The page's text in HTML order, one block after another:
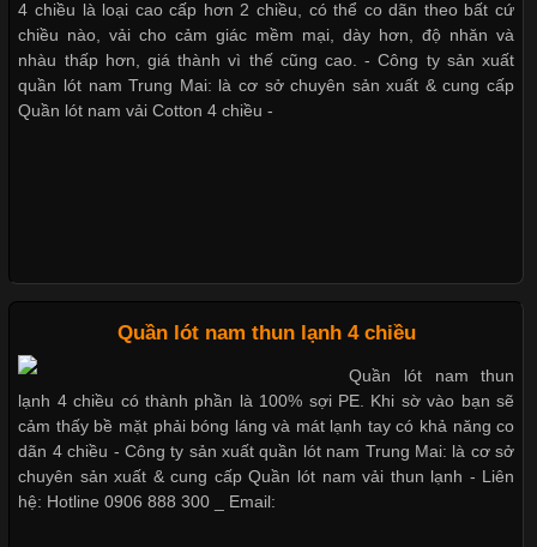
Trong những năm gần đây, vải Bamboo đang trở thành một
trong những chất liệu được yêu thích trong ngành thời trang
nhờ đặc tính mềm mại, thoáng khí và thân thiện với môi trường.
Không chỉ được ứng dụng trong quần áo thường ngày, loại vải
Cập nhật 2026-05-20 14:58:56
Vải thun là một trong những chất liệu được sử dụng rộng rãi
nhất trong ngành thời trang nhờ đặc tính co giãn, mềm mại và
thoải mái khi mặc. Từ áo thun, đồ thể thao cho đến đồ lót nam,
vải thun luôn đóng vai trò quan trọng trong quá trình sản xuất.
Hiện nay, nhu cầu tìm kiếm quần lót nam giá
Bộ sưu tập quần lót nam Boxer TpHCM
Quần lót nam boxer thun lạnh
Dễ chịu hơn với quần lót nam giá rẻ vải Cotton 4 chiều
4 chiều là loại cao cấp hơn 2 chiều, có thể co dãn theo bất cứ
chiều nào, vải cho cảm giác mềm mại, dày hơn, độ nhăn và
nhàu thấp hơn, giá thành vì thế cũng cao. - Công ty sản xuất
quần lót nam Trung Mai: là cơ sở chuyên sản xuất & cung cấp
Quần lót nam vải Cotton 4 chiều -
Quần lót nam thun lạnh 4 chiều
Quần lót nam thun
lạnh 4 chiều có thành phần là 100% sợi PE. Khi sờ vào bạn sẽ
cảm thấy bề mặt phải bóng láng và mát lạnh tay có khả năng co
dãn 4 chiều - Công ty sản xuất quần lót nam Trung Mai: là cơ sở
chuyên sản xuất & cung cấp Quần lót nam vải thun lạnh - Liên
hệ: Hotline 0906 888 300 _ Email: